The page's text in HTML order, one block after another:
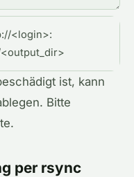
<login>:
ist, kann
Bitte
per rsync